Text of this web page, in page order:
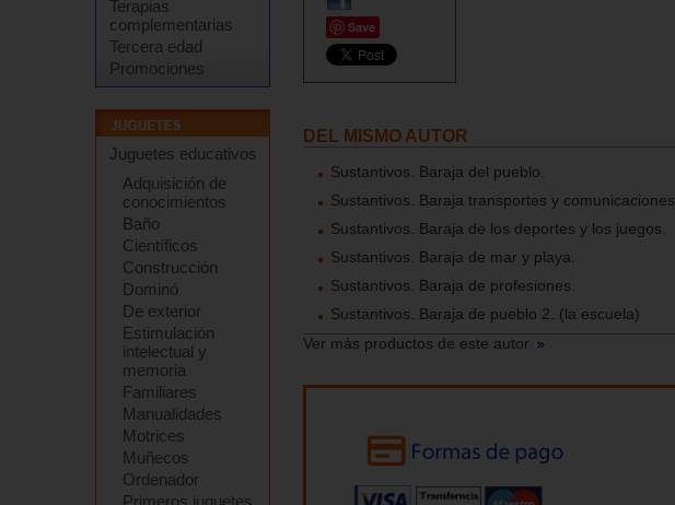
Terapias
complementarias
Tercera edad
Promociones
Juguetes educativos
Adquisición de
conocimientos
Baño
Científicos
Construcción
Dominó
De exterior
Estimulación
intelectual y
memoria
Familiares
Manualidades
Motrices
Muñecos
Ordenador
Primeros juguetes
Save
DEL MISMO AUTOR
Sustantivos. Baraja del pueblo.
Sustantivos. Baraja transportes y comunicaciones.
Sustantivos. Baraja de los deportes y los juegos.
Sustantivos. Baraja de mar y playa.
Sustantivos. Baraja de profesiones.
Sustantivos. Baraja de pueblo 2. (la escuela)
Ver más productos de este autor